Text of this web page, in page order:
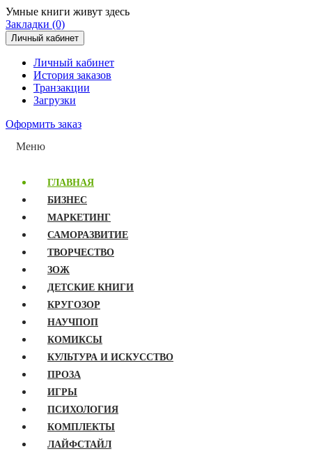
Умные книги живут здесь
Закладки (0)
Личный кабинет
Личный кабинет
История заказов
Транзакции
Загрузки
Оформить заказ
Меню
ГЛАВНАЯ
БИЗНЕС
МАРКЕТИНГ
САМОРАЗВИТИЕ
ТВОРЧЕСТВО
ЗОЖ
ДЕТСКИЕ КНИГИ
КРУГОЗОР
НАУЧПОП
КОМИКСЫ
КУЛЬТУРА И ИСКУССТВО
ПРОЗА
ИГРЫ
ПСИХОЛОГИЯ
КОМПЛЕКТЫ
ЛАЙФСТАЙЛ